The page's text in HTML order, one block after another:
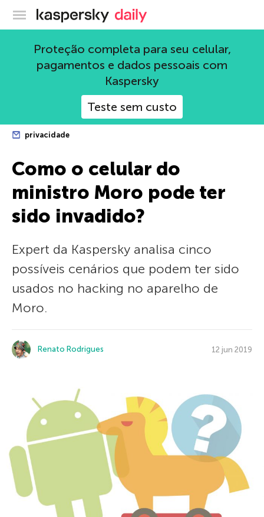
Blog oficial da Kaspersky
Proteção completa para seu celular,
pagamentos e dados pessoais com
Kaspersky
Teste sem custo
privacidade
Como o celular do
ministro Moro pode ter
sido invadido?
Expert da Kaspersky analisa cinco
possíveis cenários que podem ter sido
usados no hacking no aparelho de
Moro.
Renato Rodrigues 12 jun 2019